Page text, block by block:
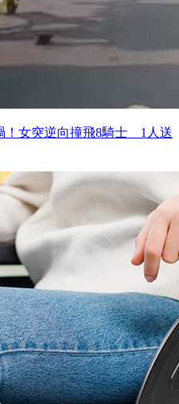
！女突逆向撞飛8騎士 1人送